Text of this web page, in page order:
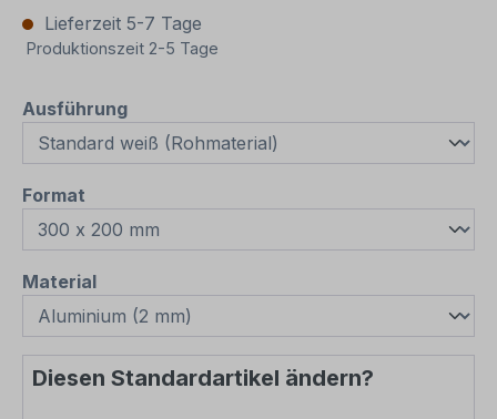
Lieferzeit 5-7 Tage
Produktionszeit 2-5 Tage
Ausführungauswählen
Format
Materialauswählen
Diesen Standardartikel ändern?